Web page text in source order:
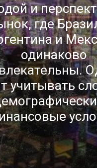
и
где
и
одинаково
учитывать